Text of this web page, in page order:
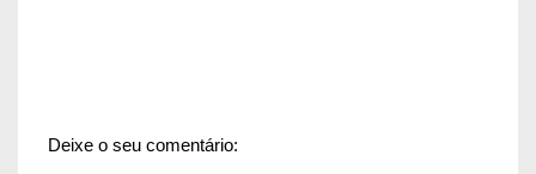
Deixe o seu comentário: